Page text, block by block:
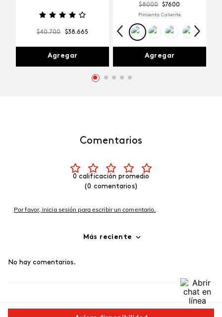
$40.700 $38.665
Agregar
$8000 $7600
Pimienta Caliente
Agregar
Comentarios
0 calificación promedio
(0 comentarios)
Por favor, inicia sesión para escribir un comentario.
Más reciente
No hay comentarios.